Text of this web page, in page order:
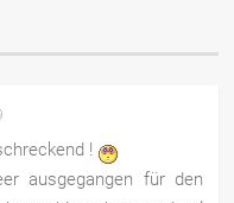
!
ausgegangen für den